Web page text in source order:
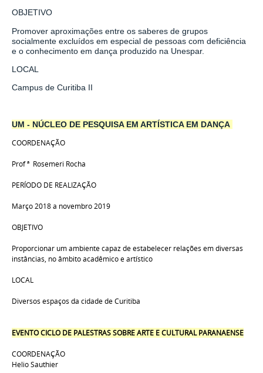
OBJETIVO
Promover aproximações entre os saberes de grupos
socialmente excluídos em especial de pessoas com deficiência
e o conhecimento em dança produzido na Unespar.
LOCAL
Campus de Curitiba II
UM - NÚCLEO DE PESQUISA EM ARTÍSTICA EM DANÇA
COORDENAÇÃO
Profª Rosemeri Rocha
PERÍODO DE REALIZAÇÃO
Março 2018 a novembro 2019
OBJETIVO
Proporcionar um ambiente capaz de estabelecer relações em diversas
instâncias, no âmbito acadêmico e artístico
LOCAL
Diversos espaços da cidade de Curitiba
EVENTO CICLO DE PALESTRAS SOBRE ARTE E CULTURAL PARANAENSE
COORDENAÇÃO
Helio Sauthier